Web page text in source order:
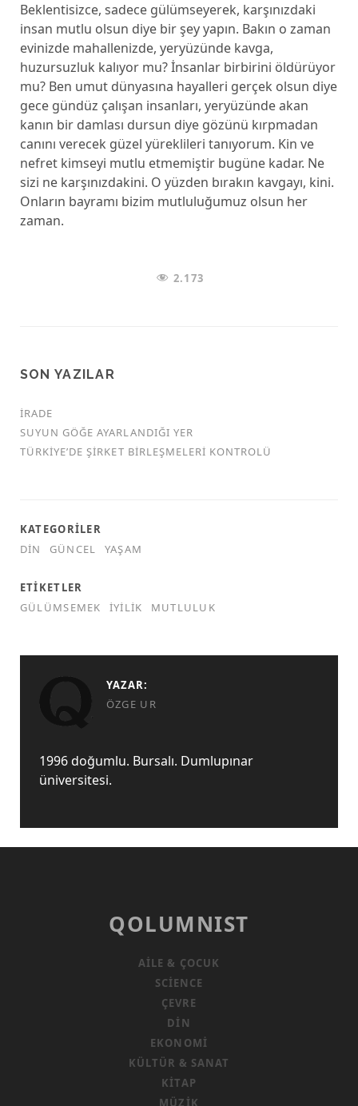
Beklentisizce, sadece gülümseyerek, karşınızdaki
insan mutlu olsun diye bir şey yapın. Bakın o zaman
evinizde mahallenizde, yeryüzünde kavga,
huzursuzluk kalıyor mu? İnsanlar birbirini öldürüyor
mu? Ben umut dünyasına hayalleri gerçek olsun diye
gece gündüz çalışan insanları, yeryüzünde akan
kanın bir damlası dursun diye gözünü kırpmadan
canını verecek güzel yüreklileri tanıyorum. Kin ve
nefret kimseyi mutlu etmemiştir bugüne kadar. Ne
sizi ne karşınızdakini. O yüzden bırakın kavgayı, kini.
Onların bayramı bizim mutluluğumuz olsun her
zaman.
2.173
SON YAZILAR
İRADE
SUYUN GÖĞE AYARLANDIĞI YER
TÜRKİYE’DE ŞİRKET BİRLEŞMELERİ KONTROLÜ
KATEGORILER
DIN
GÜNCEL YAŞAM
ETIKETLER
GÜLÜMSEMEK
IYILIK MUTLULUK
YAZAR:
ÖZGE UR
1996 doğumlu. Bursalı. Dumlupınar
üniversitesi.
QOLUMNIST
AILE & ÇOCUK
SCIENCE
ÇEVRE
DIN
EKONOMI
KÜLTÜR & SANAT
KITAP
MÜZIK